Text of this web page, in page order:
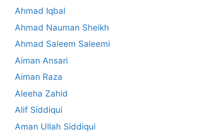
Ahmad Iqbal
Ahmad Nauman Sheikh
Ahmad Saleem Saleemi
Aiman Ansari
Aiman Raza
Aleeha Zahid
Alif Siddiqui
Aman Ullah Siddiqui